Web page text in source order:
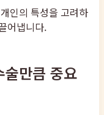
인의 특성을 고려하
어냅니다.
술만큼 중요